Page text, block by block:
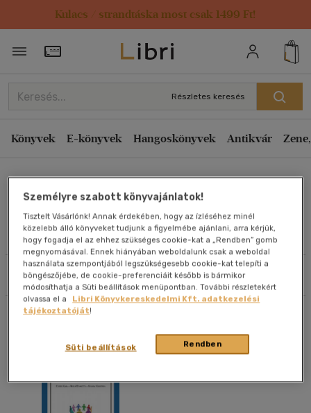
Kulacs / strandtáska most csak 1499 Ft!
Törzsvásárlói Kártya adatai
Részletes keresés
Könyvek E-könyvek Hangoskönyvek Antikvár
Művei
Szűrés Rendezés
Rendezés
Kiadás éve szerint csökkenő
Ár szerint csökkenő
Eladott darabszám szerint csökkenő
Eladott darabszám szerint növekvő
Cím szerint A-Z
Szerző szerint A-Z
Megjelenítés
20 db / oldal
Alkalmaz
Személyre szabott könyvajánlatok!
Tisztelt Vásárlónk! Annak érdekében, hogy az ízléséhez minél
közelebb álló könyveket tudjunk a figyelmébe ajánlani, arra kérjük,
hogy fogadja el az ehhez szükséges cookie-kat a „Rendben” gomb
megnyomásával. Ennek hiányában weboldalunk csak a weboldal
használata szempontjából legszükségesebb cookie-kat telepíti a
böngészőjébe, de cookie-preferenciáit később is bármikor
módosíthatja a Süti beállítások menüpontban. További részletekért
olvassa el a
Libri Könyvkereskedelmi Kft. adatkezelési
tájékoztatóját!
Rendben
Süti beállítások